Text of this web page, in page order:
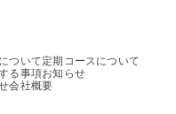
ついて定期コースについて
る事項お知らせ
会社概要